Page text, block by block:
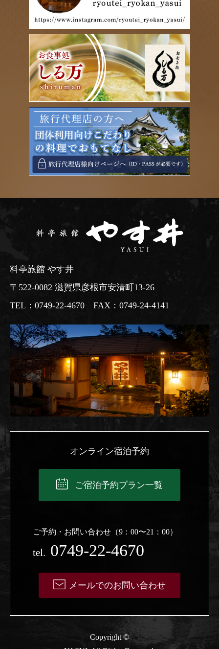
料亭旅館 やす井
〒522-0082 滋賀県彦根市安清町13-26
TEL：0749-22-4670 FAX：0749-24-4141
オンライン宿泊予約
ご宿泊予約プラン一覧
ご予約・お問い合わせ（9：00〜21：00）
tel. 0749-22-4670
メールでのお問い合わせ
Copyright ©